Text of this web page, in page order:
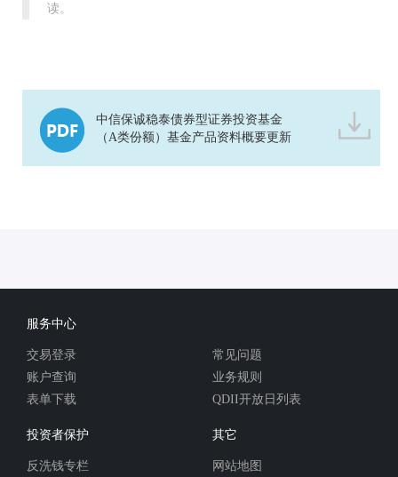
读。
中信保诚稳泰债券型证券投资基金
（A类份额）基金产品资料概要更新
服务中心
交易登录
账户查询
表单下载
常见问题
业务规则
QDII开放日列表
投资者保护
反洗钱专栏
其它
网站地图